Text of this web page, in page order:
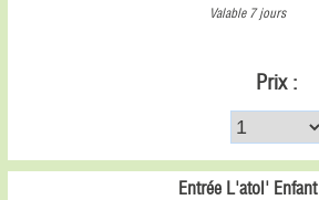
Valable 7 jours
Prix :
Entrée L'atol' Enfant